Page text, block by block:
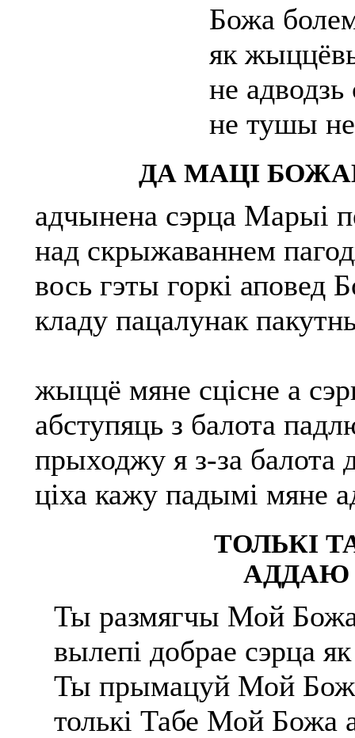
Божа
як
не адводзь
не тушы не
ДА МАЦІ
адчынена сэрца Марыі
над скрыжаваннем
вось гэты горкі аповед
кладу пацалунак
жыццё мяне сцісне а
абступяць з балота
прыходжу я з-за балота
ціха кажу падымі мяне
ТОЛЬКІ
АДДАЮ
Ты размягчы Мой
вылепі добрае сэрца
Ты прымацуй Мой
толькі Табе Мой Божа